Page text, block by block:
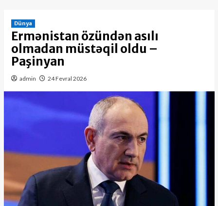
Dünya
Ermənistan özündən asılı
olmadan müstəqil oldu –
Paşinyan
admin 24 Fevral 2026